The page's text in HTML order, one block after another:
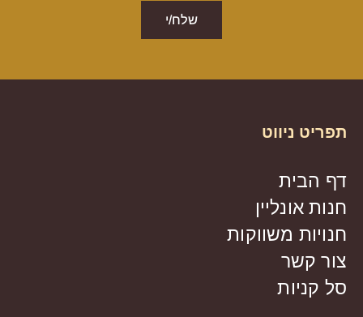
שלח/י
תפריט ניווט
דף הבית
חנות אונליין
חנויות משווקות
צור קשר
סל קניות